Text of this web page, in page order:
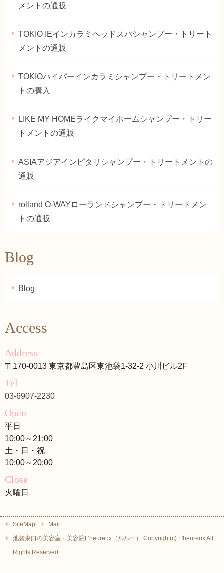
メントの通販
TOKIO IEインカラミヘッドスパシャンプー・トリート
メントの通販
TOKIOハイパーインカラミシャンプー・トリートメン
トの購入
LIKE MY HOMEライクマイホームシャンプー・トリー
トメントの通販
ASIAアジアインピタリシャンプー・トリートメントの
通販
rolland O-WAYローランドシャンプー・トリートメン
トの通販
Blog
Blog
Access
Address
〒170-0013 東京都豊島区東池袋1-32-2 小川ビル2F
Tel
03-6907-2230
Open
平日
10:00～21:00
土・日・祝
10:00～20:00
Close
火曜日
SiteMap
Mail
池袋東口の美容室・美容院L’heureux（ルルー） Copyright(c) L'heureux All
Rights Reserved.